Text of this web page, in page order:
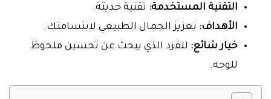
التقنية المستخدمة: تقنية حديثة.
الأهداف: تعزيز الجمال الطبيعي لابتسامتك.
خيار شائع: للفرد الذي يبحث عن تحسين ملحوظ
للوجه.